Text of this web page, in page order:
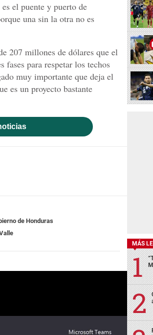
el puente y puerto de
una sin la otra no es
207 millones de dólares que el
para respetar los techos
muy importante que deja el
es un proyecto bastante
de Honduras
MÁS